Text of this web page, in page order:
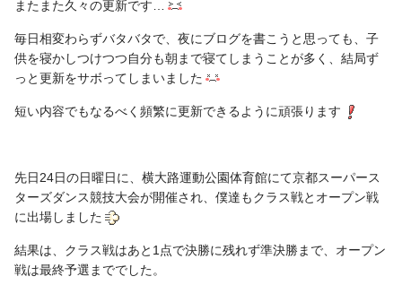
またまた久々の更新です…
毎日相変わらずバタバタで、夜にブログを書こうと思っても、子
供を寝かしつけつつ自分も朝まで寝てしまうことが多く、結局ず
っと更新をサボってしまいました‍
短い内容でもなるべく頻繁に更新できるように頑張ります
先日24日の日曜日に、横大路運動公園体育館にて京都スーパース
ターズダンス競技大会が開催され、僕達もクラス戦とオープン戦
に出場しました
結果は、クラス戦はあと1点で決勝に残れず準決勝まで、オープン
戦は最終予選まででした。